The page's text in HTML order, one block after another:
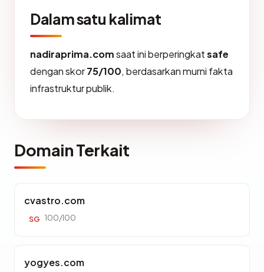
Dalam satu kalimat
nadiraprima.comsaat ini berperingkatsafe
dengan skor75/100, berdasarkan murni fakta
infrastruktur publik.
Domain Terkait
cvastro.com
SG 100/100
yogyes.com